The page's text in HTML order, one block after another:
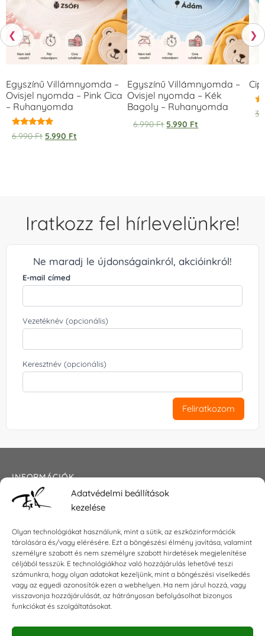
Adatvédelmi beállítások
kezelése
Olyan technológiákat használunk, mint a sütik, az eszközinformációk
tárolására és/vagy elérésére. Ezt a böngészési élmény javítása, valamint
személyre szabott és nem személyre szabott hirdetések megjelenítése
céljából tesszük. E technológiákhoz való hozzájárulás lehetővé teszi
számunkra, hogy olyan adatokat kezeljünk, mint a böngészési viselkedés
vagy az egyedi azonosítók ezen a webhelyen. Ha nem járul hozzá, vagy
visszavonja hozzájárulását, az hátrányosan befolyásolhat bizonyos
funkciókat és szolgáltatásokat.
❮
Egyszínű Villámnyomda –
Ovisjel nyomda – Pink Cica
– Ruhanyomda
Értékelés:
5.00
6.990Ft 5.990 Ft
Egyszínű Villámnyomda –
Ovisjel nyomda – Kék
Bagoly – Ruhanyomda
6.990Ft 5.990 Ft
❯
Iratkozz fel hírlevelünkre!
Ne maradj le újdonságainkról, akcióinkról!
E-mail címed
Vezetéknév (opcionális)
Keresztnév (opcionális)
Feliratkozom
INFORMÁCIÓK
Általános szerződési feltételek
Impresszum
KAPCSOLAT
E-mail:shop@torokszilvi.com
Telefon: +36 30 6767872